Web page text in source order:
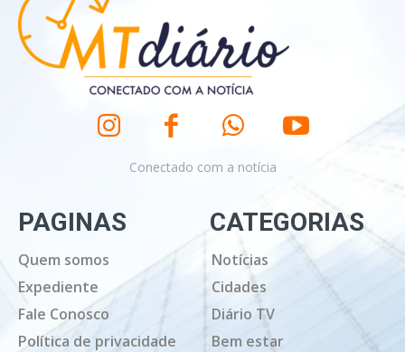
Conectado com a notícia
PAGINAS
Quem somos
Expediente
Fale Conosco
Política de privacidade
CATEGORIAS
Notícias
Cidades
Diário TV
Bem estar